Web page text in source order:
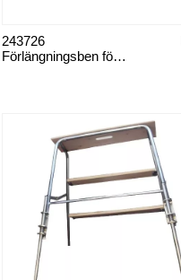
Förlängningsben för tapetbord
243726